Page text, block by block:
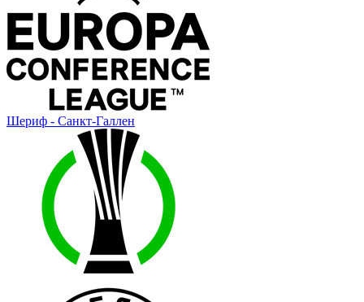
Шериф - Санкт-Галлен